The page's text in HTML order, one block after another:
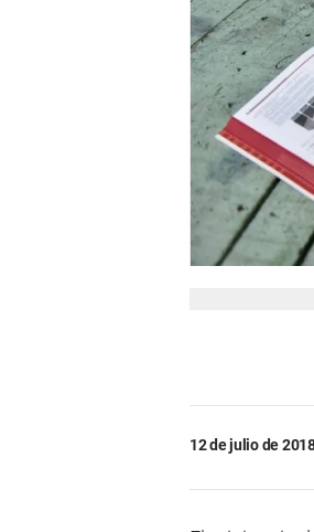
12 de julio de